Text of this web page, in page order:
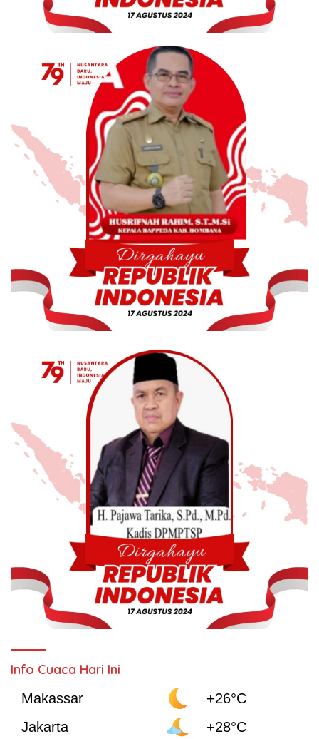
Info Cuaca Hari Ini
Makassar
+26°C
Jakarta
+28°C